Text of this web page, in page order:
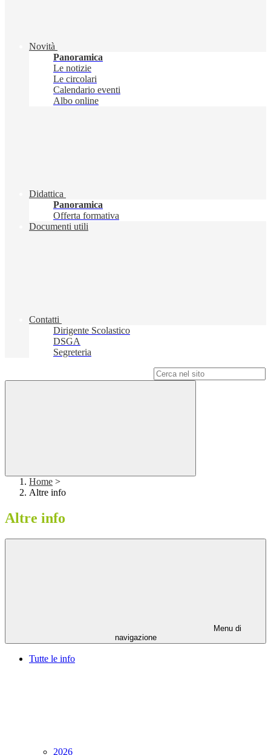
Novità
Panoramica
Le notizie
Le circolari
Calendario eventi
Albo online
Didattica
Panoramica
Offerta formativa
Documenti utili
Contatti
Dirigente Scolastico
DSGA
Segreteria
Home >
Altre info
Altre info
Menu di
navigazione
Tutte le info
2026